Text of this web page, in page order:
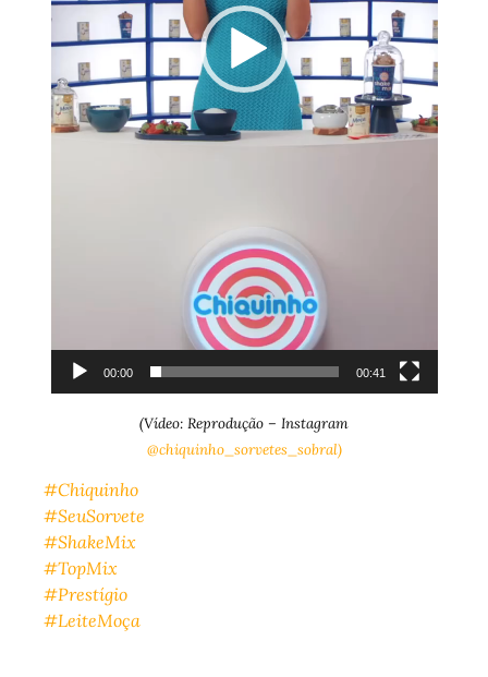
00:00 00:41
(Vídeo: Reprodução – Instagram
@chiquinho_sorvetes_sobral)
#Chiquinho
#SeuSorvete
#ShakeMix
#TopMix
#Prestígio
#LeiteMoça